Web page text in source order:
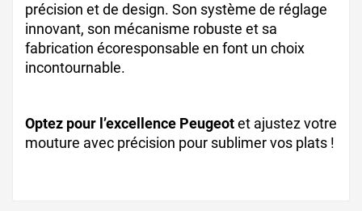
précision et de design. Son système de réglage
innovant, son mécanisme robuste et sa
fabrication écoresponsable en font un choix
incontournable.
Optez pour l’excellence Peugeotet ajustez votre
mouture avec précision pour sublimer vos plats !